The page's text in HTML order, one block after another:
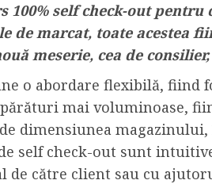
100% self check-out
de marcat, toate acestea
meserie, cea de
o abordare flexibilă,
mai voluminoase,
dimensiunea
self check-out sunt
către client sau cu